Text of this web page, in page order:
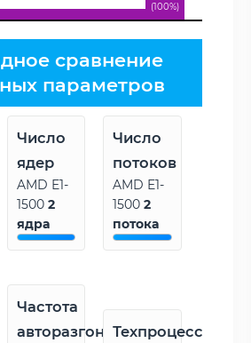
(100%)
сравнение
параметров
Число
ядер
AMD E1-
15002
ядра
Число
потоков
AMD E1-
15002
потока
Частота
авторазгонаТехпроцесс